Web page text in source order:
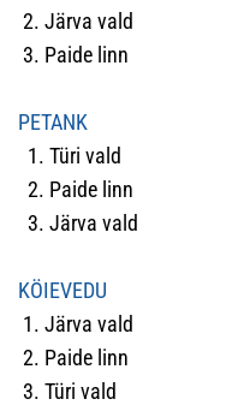
2. Järva vald
3. Paide linn
PETANK
1. Türi vald
2. Paide linn
3. Järva vald
KÖIEVEDU
1. Järva vald
2. Paide linn
3. Türi vald